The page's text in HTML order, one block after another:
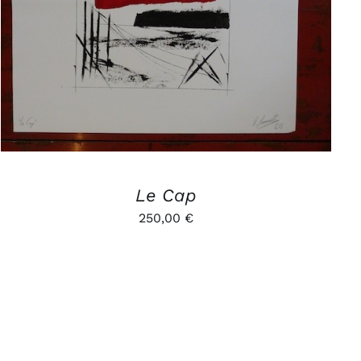
AJOUTER AU PANIER / APERÇU
Le Cap
250,00 €